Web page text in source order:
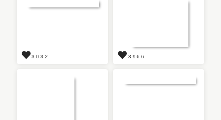
3032 3966